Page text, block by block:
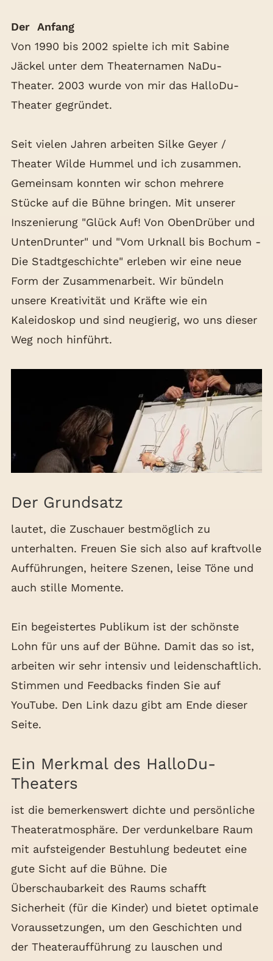
Der Anfang
Von 1990 bis 2002 spielte ich mit Sabine
Jäckel unter dem Theaternamen NaDu-
Theater. 2003 wurde von mir das HalloDu-
Theater gegründet.
Seit vielen Jahren arbeiten Silke Geyer /
Theater Wilde Hummel und ich zusammen.
Gemeinsam konnten wir schon mehrere
Stücke auf die Bühne bringen. Mit unserer
Inszenierung "Glück Auf! Von ObenDrüber und
UntenDrunter" und "Vom Urknall bis Bochum -
Die Stadtgeschichte" erleben wir eine neue
Form der Zusammenarbeit. Wir bündeln
unsere Kreativität und Kräfte wie ein
Kaleidoskop und sind neugierig, wo uns dieser
Weg noch hinführt.
Der Grundsatz
lautet, die Zuschauer bestmöglich zu
unterhalten. Freuen Sie sich also auf kraftvolle
Aufführungen, heitere Szenen, leise Töne und
auch stille Momente.
Ein begeistertes Publikum ist der schönste
Lohn für uns auf der Bühne. Damit das so ist,
arbeiten wir sehr intensiv und leidenschaftlich.
Stimmen und Feedbacks finden Sie auf
YouTube. Den Link dazu gibt am Ende dieser
Seite.
Ein Merkmal des HalloDu-
Theaters
ist die bemerkenswert dichte und persönliche
Theateratmosphäre. Der verdunkelbare Raum
mit aufsteigender Bestuhlung bedeutet eine
gute Sicht auf die Bühne. Die
Überschaubarkeit des Raums schafft
Sicherheit (für die Kinder) und bietet optimale
Voraussetzungen, um den Geschichten und
der Theateraufführung zu lauschen und